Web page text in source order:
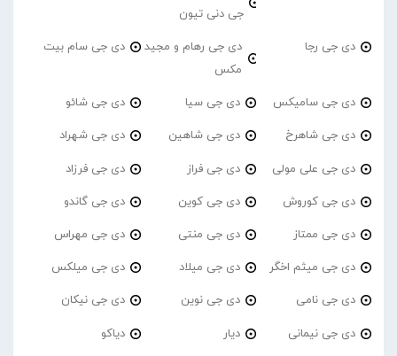
جی دنی تیون
دی جی رجا
دی جی رهام و مجید
مکس
دی جی سام بیت
دی جی سامیکس دی جی سیا دی جی شائو
دی جی شاهرخ دی جی شاهین دی جی شهراد
دی جی علی مولی دی جی فراز دی جی فرزاد
دی جی کوروش دی جی کوین دی جی گاندو
دی جی ممتاز دی جی منتی دی جی مهراس
دی جی میثم اخگر دی جی میلاد دی جی میلکس
دی جی نامی دی جی نوین دی جی نیکان
دی جی نیمانی دیار دیاکو